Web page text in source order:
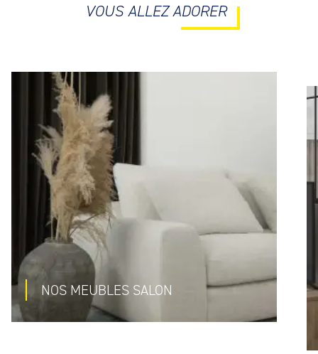
VOUS ALLEZ ADORER
NOS MEUBLES SALON